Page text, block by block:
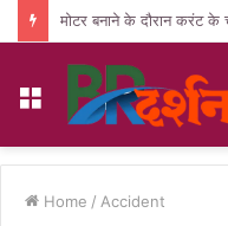
मोटर बनाने के दौरान करंट के
Menu
Home / Accident